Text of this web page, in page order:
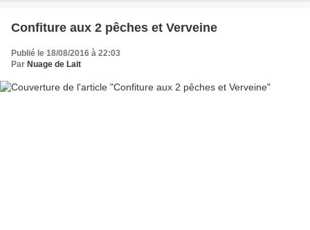
Confiture aux 2 pêches et Verveine
Publié le 18/08/2016 à 22:03
Par Nuage de Lait